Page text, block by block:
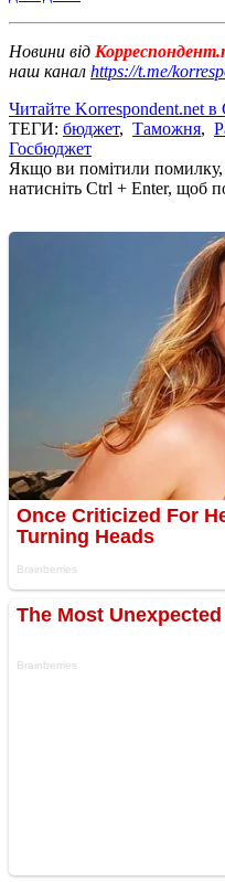
Новини від
наш канал https://t.me/
Читайте Korrespondent.net в
ТЕГИ: бюджет, Таможня,
Госбюджет
Якщо ви помітили помилку,
натисніть Ctrl + Enter, щоб